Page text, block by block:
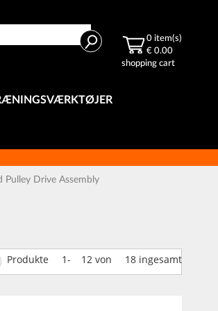
Search 0 item(s)
€ 0.00
shopping cart
Pulley Drive Assembly
Produkte 1- 12 von 18 ingesamt
side